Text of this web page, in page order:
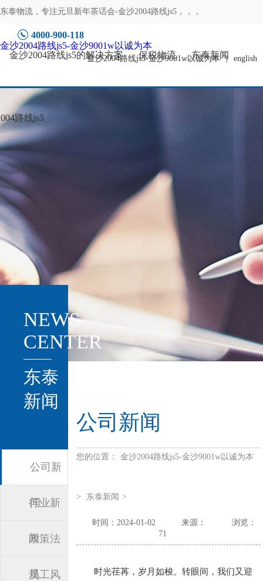
东泰物流，专注元旦新年茶话会-金沙2004路线js5 ，，，
4000-900-118
金沙2004路线js5-金沙9001w以诚为本 | english
金沙2004路线js5-金沙9001w以诚为本
金沙2004路线js5的解决方案
保税物流 东泰新闻
路线js5
NEWS
CENTER
东泰
新闻
公司新
闻
行业新
闻
政策法
规
员工风
公司新闻
您的位置： 金沙2004路线js5-金沙9001w以诚为本
> 东泰新闻 >
时间：2024-01-02 来源：
浏览：
71
时光荏苒，岁月如梭。转眼间，我们又迎